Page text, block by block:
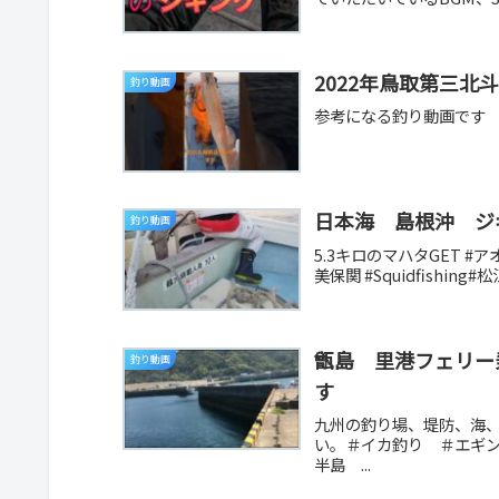
釣り動画 2022年鳥取第三北
参考になる釣り動画です
釣り動画 日本海 島根沖 ジ
5.3キロのマハタGET #
美保関 #Squidfishing#
釣り動画
甑島 里港フェリー
す
九州の釣り場、堤防、海
い。＃イカ釣り ＃エ
半島 ...